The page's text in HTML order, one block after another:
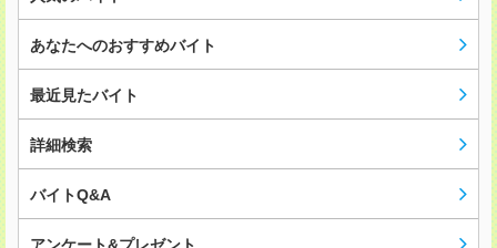
あなたへのおすすめバイト
最近見たバイト
詳細検索
バイトQ&A